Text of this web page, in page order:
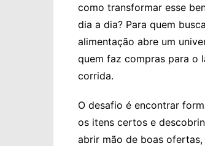
como transformar esse
dia a dia? Para quem
alimentação abre um
quem faz compras para o
corrida.
O desafio é encontrar
os itens certos e
abrir mão de boas